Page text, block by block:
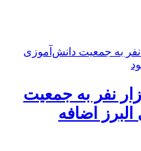
۱۲ هزار نفر به جمعیت
اضافه